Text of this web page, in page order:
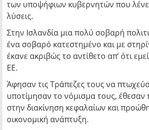
των υποψήφιων κυβερνητών που λένε
λύσεις.
Στην Ισλανδία μια πολύ σοβαρή
ένα σοβαρό κατεστημένο και με
έκανε ακριβώς το αντίθετο απ’ ότι
ΕΕ.
Άφησαν τις Τράπεζες τους να
υποτίμησαν το νόμισμα τους, έθεσαν
στην διακίνηση κεφαλαίων και
οικονομική ανάπτυξη.